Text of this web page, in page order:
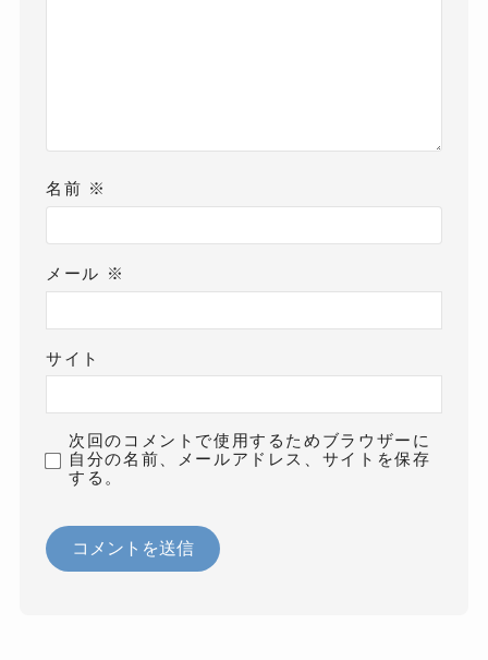
名前 ※
メール ※
サイト
次回のコメントで使用するためブラウザーに
自分の名前、メールアドレス、サイトを保存
する。